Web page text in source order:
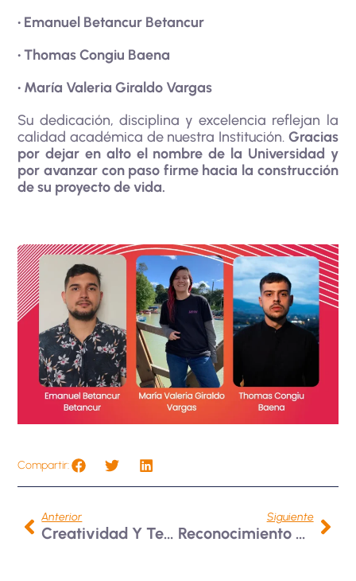
• Emanuel Betancur Betancur
• Thomas Congiu Baena
• María Valeria Giraldo Vargas
Su dedicación, disciplina y excelencia reflejan la
calidad académica de nuestra Institución. Gracias
por dejar en alto el nombre de la Universidad y
por avanzar con paso firme hacia la construcción
de su proyecto de vida.
Compartir:
Anterior
Creatividad Y Territorio: Aporte Bonaventuriano En El CIARQ
Siguiente
Reconocimiento A La Excelencia Académica Bonaventuriana 2025-1